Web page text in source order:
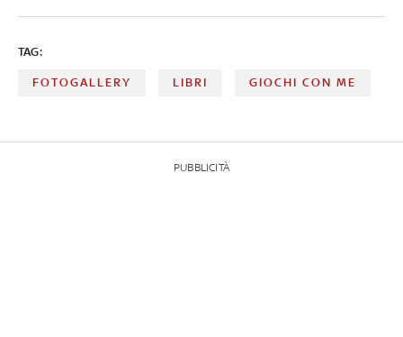
TAG:
FOTOGALLERY LIBRI GIOCHI CON ME
PUBBLICITÀ